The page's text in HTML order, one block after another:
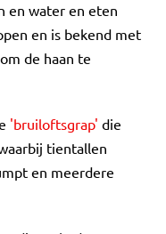
en water en eten
en is bekend met
de haan te
'bruiloftsgrap' die
tientallen
en meerdere